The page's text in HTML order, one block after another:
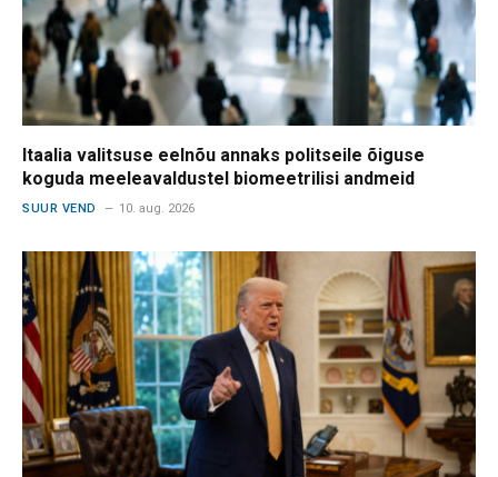
Itaalia valitsuse eelnõu annaks politseile õiguse
koguda meeleavaldustel biomeetrilisi andmeid
SUUR VEND 10. aug. 2026